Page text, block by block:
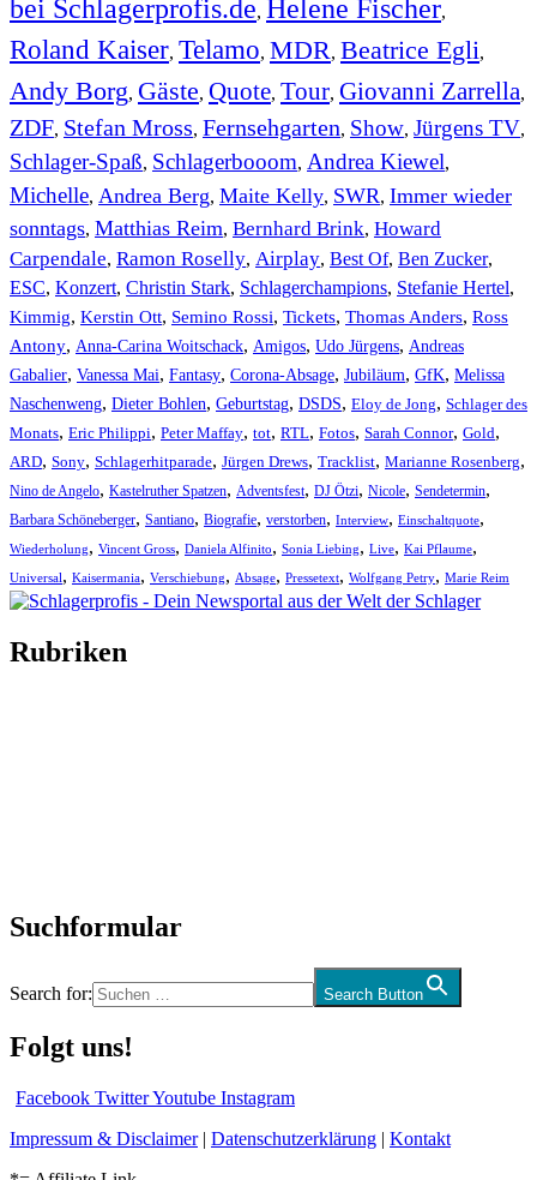
bei Schlagerprofis.de, Helene Fischer,
Roland Kaiser, Telamo, MDR, Beatrice Egli,
Andy Borg, Gäste, Quote, Tour, Giovanni Zarrella,
ZDF, Stefan Mross, Fernsehgarten, Show, Jürgens TV,
Schlager-Spaß, Schlagerbooom, Andrea Kiewel,
Michelle, Andrea Berg, Maite Kelly, SWR, Immer wieder
sonntags, Matthias Reim, Bernhard Brink, Howard
Carpendale, Ramon Roselly, Airplay, Best Of, Ben Zucker,
ESC, Konzert, Christin Stark, Schlagerchampions, Stefanie Hertel,
Kimmig, Kerstin Ott, Semino Rossi, Tickets, Thomas Anders, Ross
Antony, Anna-Carina Woitschack, Amigos, Udo Jürgens, Andreas
Gabalier, Vanessa Mai, Fantasy, Corona-Absage, Jubiläum, GfK, Melissa
Naschenweng, Dieter Bohlen, Geburtstag, DSDS, Eloy de Jong, Schlager des
Monats, Eric Philippi, Peter Maffay, tot, RTL, Fotos, Sarah Connor, Gold,
ARD, Sony, Schlagerhitparade, Jürgen Drews, Tracklist, Marianne Rosenberg,
Nino de Angelo, Kastelruther Spatzen, Adventsfest, DJ Ötzi, Nicole, Sendetermin,
Barbara Schöneberger, Santiano, Biografie, verstorben, Interview, Einschaltquote,
Wiederholung, Vincent Gross, Daniela Alfinito, Sonia Liebing, Live, Kai Pflaume,
Universal, Kaisermania, Verschiebung, Absage, Pressetext, Wolfgang Petry, Marie Reim
Rubriken
Suchformular
Search for: Search Button
Folgt uns!
Facebook TwitterYoutube Instagram
Impressum & Disclaimer| Datenschutzerklärung | Kontakt